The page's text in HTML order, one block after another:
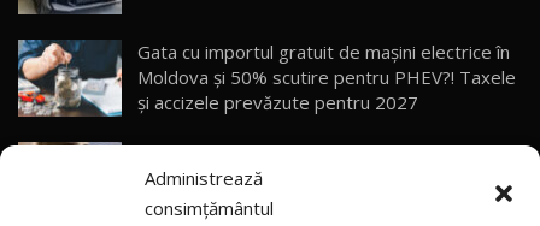
Administrează
consimțământul
30
Primele impresii despre BYD Seal U DM-i,
Sealion 7 și Seal 5 DM-i / Test Drive
AutoBlog.MD
10:58
AutoBlog.MD
13:56
Gata cu importul gratuit de mașini electrice în
Moldova și 50% scutire pentru PHEV?! Taxele
și accizele prevăzute pentru 2027
Explozie de vânzări externe pentru Geely
Auto! Livrările din 2026 le-au depășit deja pe
cele din tot anul 2025